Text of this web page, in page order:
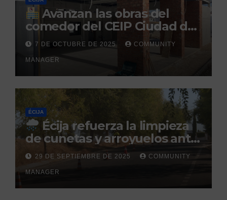
Avanzan las obras del
comedor del CEIP Ciudad del
Sol: su finalización está
prevista para finales de 2025
7 DE OCTUBRE DE 2025 COMMUNITY
MANAGER
ÉCIJA
Écija refuerza la limpieza
de cunetas y arroyuelos ante
la llegada de las lluvias
otoñales
29 DE SEPTIEMBRE DE 2025 COMMUNITY
MANAGER